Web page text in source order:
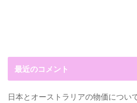
最近のコメント
日本とオーストラリアの物価につい